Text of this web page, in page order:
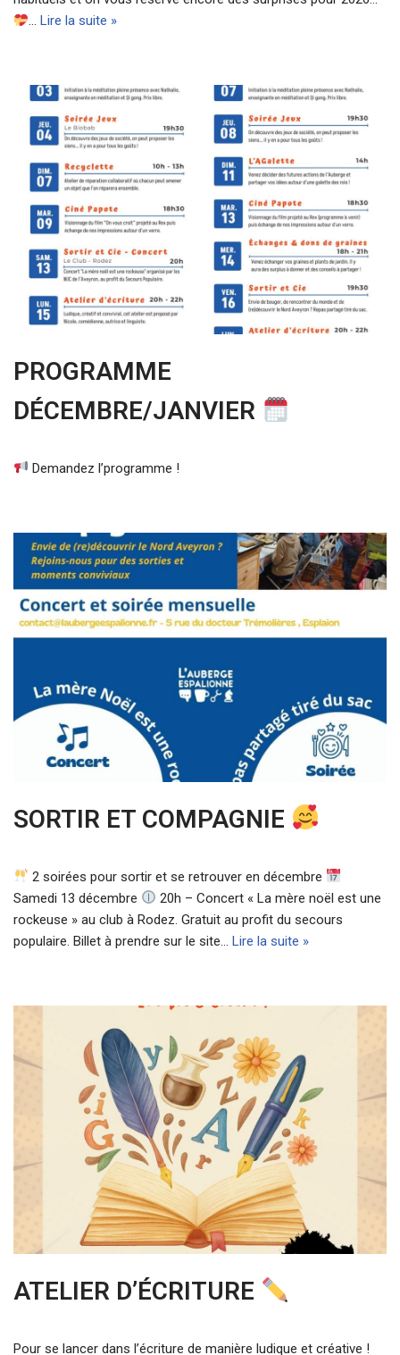
… Lire la suite »
PROGRAMME
DÉCEMBRE/JANVIER
Demandez l’programme !
SORTIR ET COMPAGNIE
2 soirées pour sortir et se retrouver en décembre
Samedi 13 décembre
20h – Concert « La mère noël est une
rockeuse » au club à Rodez. Gratuit au profit du secours
populaire. Billet à prendre sur le site… Lire la suite »
ATELIER D’ÉCRITURE
Pour se lancer dans l’écriture de manière ludique et créative !